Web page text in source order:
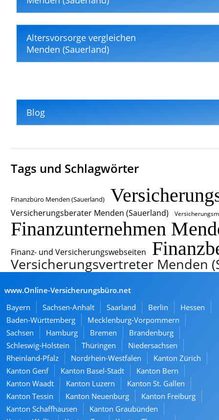
Altersvorsorge vergleichen
Menden (Sauerland)
Blog
Tags und Schlagwörter
Finanzbüro Menden (Sauerland)
Versicherungsberater Menden (Sauerland)
Finanzunternehmen
Finanz- und Versicherungswebseiten
Versicherungsvertreter Menden
www.Online-Versicherungsbüro.net
Bayern
Sachsen-Anhalt Saarland Berlin
Hessen
Baden-Württemberg
Mecklenburg-Vorpommern
Sachsen
Hamburg Bremen
Brandenburg
Schleswig-Holstein
Thüringen
Niedersachsen
Rheinland-Pfalz
Nordrhein-Westfalen
Kanton Zürich
Kanton Genf
Kanton Basel-Stadt
Kanton Bern
Kanton Waadt
Kanton Luzern
Kanton St. Gallen
Kanton Tessin
Kanton Neuenburg
Kanton Freiburg
Kanton Schaffhausen
Kanton Graubünden